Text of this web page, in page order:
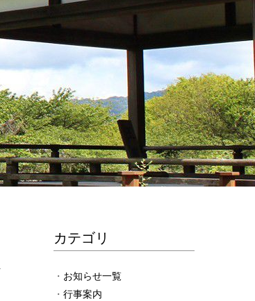
カテゴリ
お知らせ一覧
行事案内